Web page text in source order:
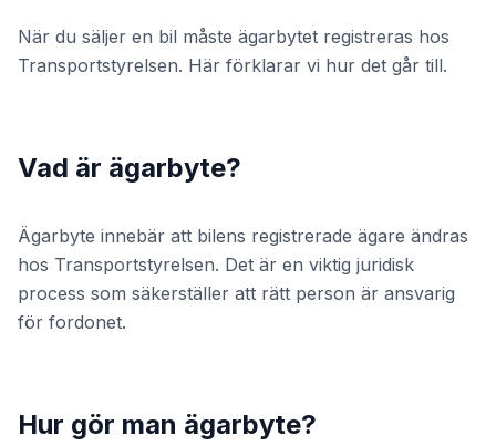
När du säljer en bil måste ägarbytet registreras hos
Transportstyrelsen. Här förklarar vi hur det går till.
Vad är ägarbyte?
Ägarbyte innebär att bilens registrerade ägare ändras
hos Transportstyrelsen. Det är en viktig juridisk
process som säkerställer att rätt person är ansvarig
för fordonet.
Hur gör man ägarbyte?